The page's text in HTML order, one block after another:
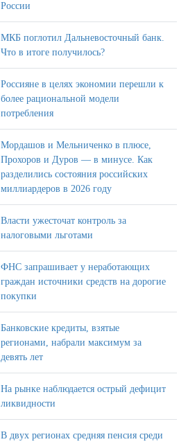
России
МКБ поглотил Дальневосточный банк.
Что в итоге получилось?
Россияне в целях экономии перешли к
более рациональной модели
потребления
Мордашов и Мельниченко в плюсе,
Прохоров и Дуров — в минусе. Как
разделились состояния российских
миллиардеров в 2026 году
Власти ужесточат контроль за
налоговыми льготами
ФНС запрашивает у неработающих
граждан источники средств на дорогие
покупки
Банковские кредиты, взятые
регионами, набрали максимум за
девять лет
На рынке наблюдается острый дефицит
ликвидности
В двух регионах средняя пенсия среди